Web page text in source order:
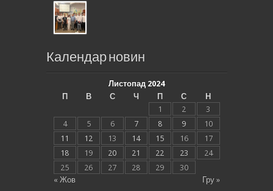
Календар новин
Листопад 2024
П
В С Ч П С Н
« Жов Гру »
1 2
3
4
5 6 7 8 9
10
11
12 13 14 15 16
17
18
19 20 21 22 23
24
25
26 27 28 29 30